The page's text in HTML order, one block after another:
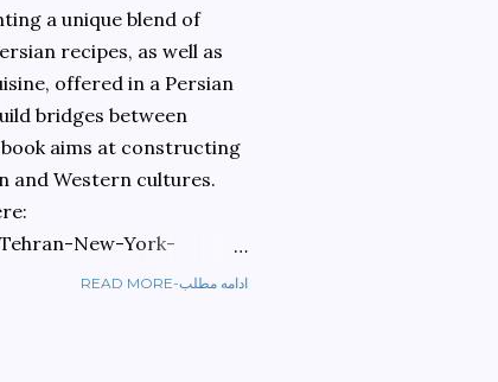
a unique blend of
recipes, as well as
offered in a Persian
bridges between
aims at constructing
and Western cultures.
New-York-
READ MORE-ادامه مطلب